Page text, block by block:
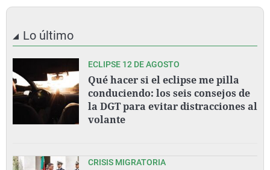
Lo último
ECLIPSE 12 DE AGOSTO
Qué hacer si el eclipse me pilla
conduciendo: los seis consejos de
la DGT para evitar distracciones al
volante
CRISIS MIGRATORIA